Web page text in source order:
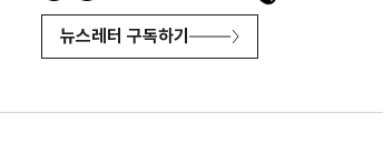
뉴스레터 구독하기